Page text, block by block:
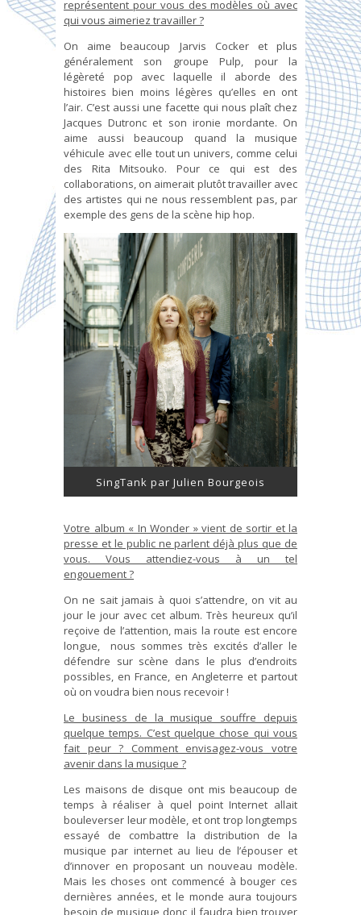
représentent pour vous des modèles où avec
qui vous aimeriez travailler ?
On aime beaucoup Jarvis Cocker et plus
généralement son groupe Pulp, pour la
légèreté pop avec laquelle il aborde des
histoires bien moins légères qu’elles en ont
l’air. C’est aussi une facette qui nous plaît chez
Jacques Dutronc et son ironie mordante. On
aime aussi beaucoup quand la musique
véhicule avec elle tout un univers, comme celui
des Rita Mitsouko. Pour ce qui est des
collaborations, on aimerait plutôt travailler avec
des artistes qui ne nous ressemblent pas, par
exemple des gens de la scène hip hop.
SingTank par Julien Bourgeois
Votre album « In Wonder » vient de sortir et la
presse et le public ne parlent déjà plus que de
vous. Vous attendiez-vous à un tel
engouement ?
On ne sait jamais à quoi s’attendre, on vit au
jour le jour avec cet album. Très heureux qu’il
reçoive de l’attention, mais la route est encore
longue, nous sommes très excités d’aller le
défendre sur scène dans le plus d’endroits
possibles, en France, en Angleterre et partout
où on voudra bien nous recevoir !
Le business de la musique souffre depuis
quelque temps. C’est quelque chose qui vous
fait peur ? Comment envisagez-vous votre
avenir dans la musique ?
Les maisons de disque ont mis beaucoup de
temps à réaliser à quel point Internet allait
bouleverser leur modèle, et ont trop longtemps
essayé de combattre la distribution de la
musique par internet au lieu de l’épouser et
d’innover en proposant un nouveau modèle.
Mais les choses ont commencé à bouger ces
dernières années, et le monde aura toujours
besoin de musique donc il faudra bien trouver